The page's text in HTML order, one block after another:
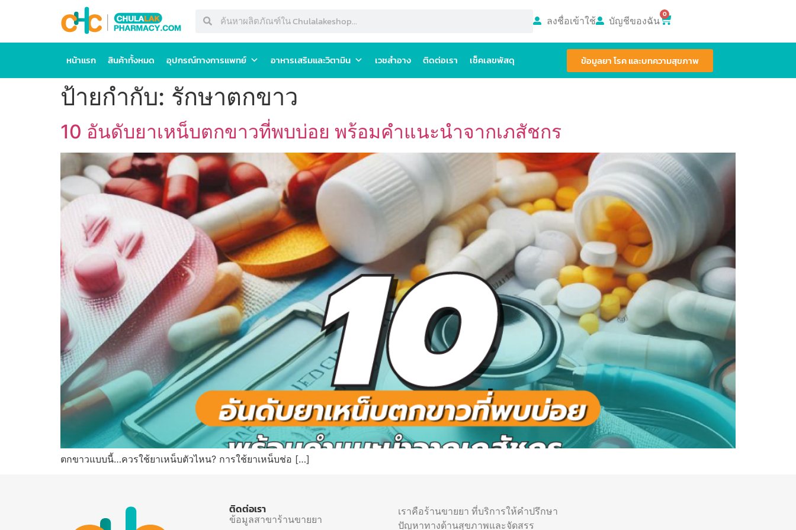
ลงชื่อเข้าใช้ บัญชีของฉัน 0
หน้าแรก สินค้าทั้งหมด อุปกรณ์ทางการแพทย์ อาหารเสริมและวิตามิน เวชสำอาง ติดต่อเรา เช็คเลขพัสดุ ข้อมูลยา โรค และบทความสุขภาพ
ป้ายกำกับ: รักษาตกขาว
10 อันดับยาเหน็บตกขาวที่พบบ่อย พร้อมคำแนะนำจากเภสัชกร
ตกขาวแบบนี้…ควรใช้ยาเหน็บตัวไหน? การใช้ยาเหน็บช่อ […]
ติดต่อเรา
ข้อมูลสาขาร้านขายยา
เราคือร้านขายยา ที่บริการให้คำปรึกษา
ปัญหาทางด้านสุขภาพและจัดสรร